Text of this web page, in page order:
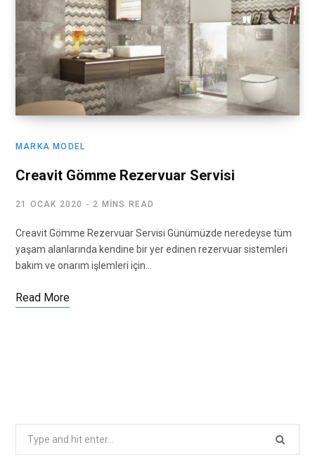
MARKA MODEL
Creavit Gömme Rezervuar Servisi
21 OCAK 2020 2 MINS READ
Creavit Gömme Rezervuar Servisi Günümüzde neredeyse tüm
yaşam alanlarında kendine bir yer edinen rezervuar sistemleri
bakım ve onarım işlemleri için…
Read More